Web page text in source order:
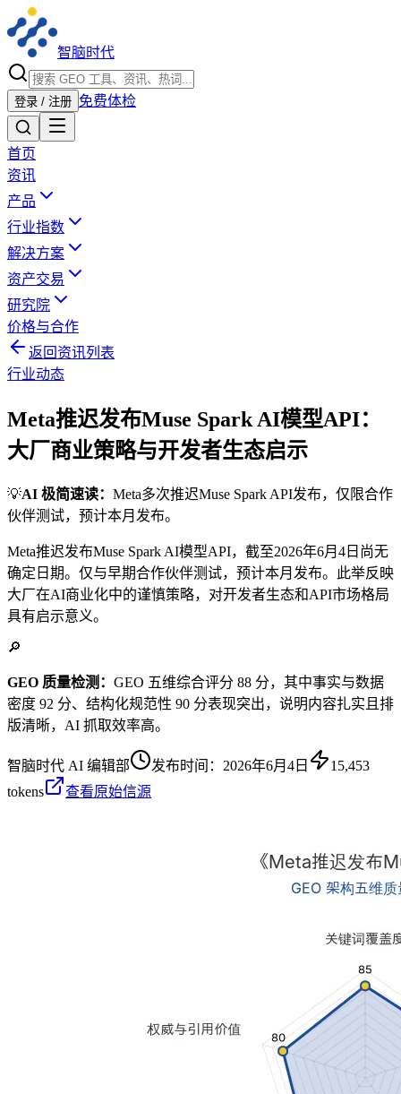
智脑时代
登录 / 注册 免费体检
首页
资讯
产品
行业指数
解决方案
资产交易
研究院
价格与合作
返回资讯列表
行业动态
Meta推迟发布Muse Spark AI模型API：
大厂商业策略与开发者生态启示
💡AI 极简速读： Meta多次推迟Muse Spark API发布，仅限合作
伙伴测试，预计本月发布。
Meta推迟发布Muse Spark AI模型API，截至2026年6月4日尚无
确定日期。仅与早期合作伙伴测试，预计本月发布。此举反映
大厂在AI商业化中的谨慎策略，对开发者生态和API市场格局
具有启示意义。
🔎
GEO 质量检测： GEO 五维综合评分 88 分，其中事实与数据
密度 92 分、结构化规范性 90 分表现突出，说明内容扎实且排
版清晰，AI 抓取效率高。
智脑时代 AI 编辑部 发布时间： 2026年6月4日
15,453
tokens
查看原始信源